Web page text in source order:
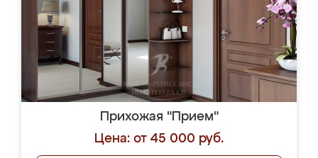
Прихожая "Прием"
Цена: от 45 000 руб.